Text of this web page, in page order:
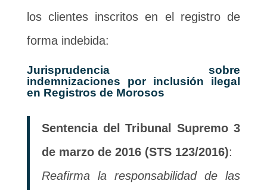
los clientes inscritos en el registro de
forma indebida:
Jurisprudencia sobre
indemnizaciones por inclusión ilegal
en Registros de Morosos
Sentencia del Tribunal Supremo 3
de marzo de 2016 (STS 123/2016):
Reafirma la responsabilidad de las